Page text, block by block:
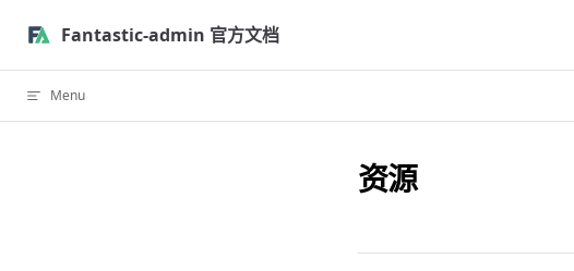
Skip to content
Fantastic-admin 官方文档
Menu
资源